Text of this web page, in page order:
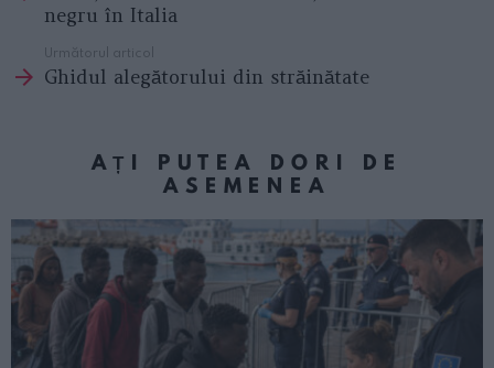
negru în Italia
Următorul articol
Ghidul alegătorului din străinătate
AȚI PUTEA DORI DE
ASEMENEA